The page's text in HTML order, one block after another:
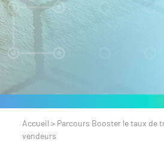
Accueil > Parcours Booster le taux de
vendeurs